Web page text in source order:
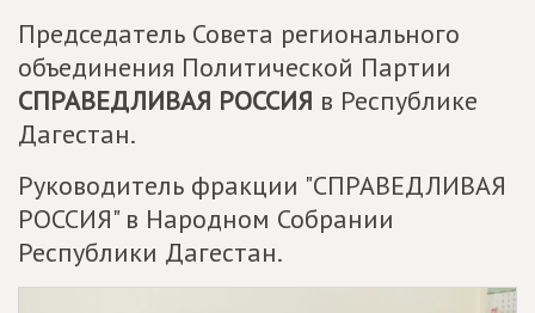
Председатель Совета регионального
объединения Политической Партии
СПРАВЕДЛИВАЯ РОССИЯ в Республике
Дагестан.
Руководитель фракции "СПРАВЕДЛИВАЯ
РОССИЯ" в Народном Собрании
Республики Дагестан.